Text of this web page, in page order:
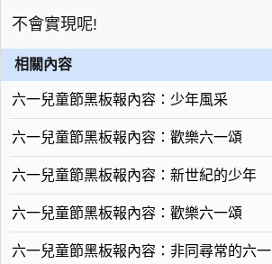
不會實現呢!
相關內容
六一兒童節黑板報內容：少年風采
六一兒童節黑板報內容：歡樂六一頌
六一兒童節黑板報內容：新世紀的少年
六一兒童節黑板報內容：歡樂六一頌
六一兒童節黑板報內容：非同尋常的六一